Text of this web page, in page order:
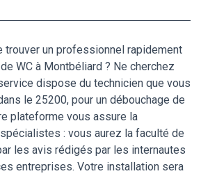
trouver un professionnel rapidement
WC à Montbéliard ? Ne cherchez
dispose du technicien que vous
le 25200, pour un débouchage de
plateforme vous assure la
: vous aurez la faculté de
les avis rédigés par les internautes
entreprises. Votre installation sera